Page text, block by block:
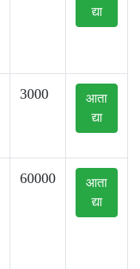
द्या
3000
आता
द्या
60000
आता
द्या